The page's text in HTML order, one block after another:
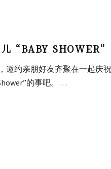
儿“BABY SHOWER”
邀约亲朋好友齐聚在一起庆
的事吧。…